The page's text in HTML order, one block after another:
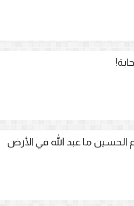
الحسين ما عبد الله في الأرض